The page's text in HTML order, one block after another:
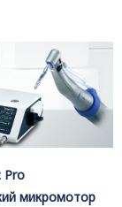
Pro
микромотор